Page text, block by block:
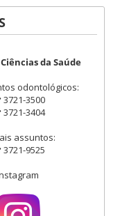
da Saúde
odontológicos:
3500
3404
assuntos:
9525